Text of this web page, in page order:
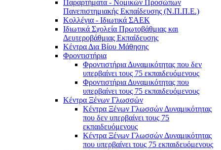
Παραρτήματα - Νομικών Προσώπων
Πανεπιστημιακής Εκπαίδευσης (Ν.Π.Π.Ε.)
Κολλέγια - Ιδιωτικά ΣΑΕΚ
Ιδιωτικά Σχολεία Πρωτοβάθμιας και
Δευτεροβάθμιας Εκπαίδευσης
Κέντρα Δια Βίου Μάθησης
Φροντιστήρια
Φροντιστήρια Δυναμικότητας που δεν
υπερβαίνει τους 75 εκπαιδευόμενους
Φροντιστήρια Δυναμικότητας που
υπερβαίνει τους 75 εκπαιδευόμενους
Κέντρα Ξένων Γλωσσών
Kέντρα Ξένων Γλωσσών Δυναμικότητας
που δεν υπερβαίνει τους 75
εκπαιδευόμενους
Kέντρα Ξένων Γλωσσών Δυναμικότητας
που υπερβαίνει τους 75 εκπαιδευόμενους